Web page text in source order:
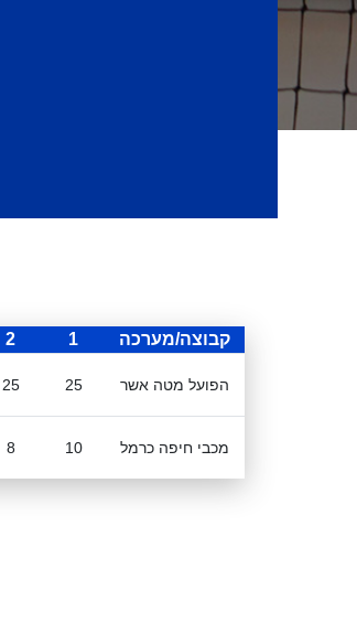
קבוצה/מערכה 1
2
הפועל מטה אשר 25
25
מכבי חיפה כרמל 10
8